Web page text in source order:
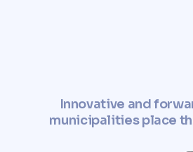
Innovative and
municipalities place